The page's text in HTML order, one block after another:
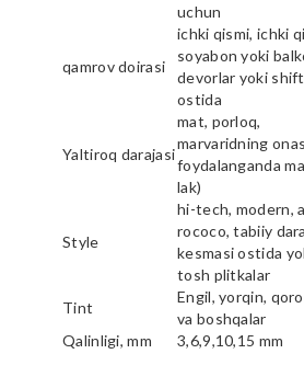
uchun
qamrov doirasi
ichki qismi, ichki
soyabon yoki
devorlar yoki shift
ostida
Yaltiroq darajasi
mat, porloq,
marvaridning
foydalanganda
lak)
Style
hi-tech, modern,
rococo, tabiiy
kesmasi ostida
tosh plitkalar
Tint
Engil, yorqin,
va boshqalar
Qalinligi, mm
3,6,9,10,15 mm